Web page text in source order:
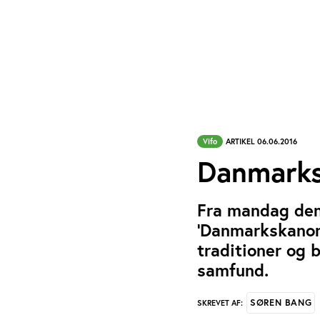
Vifo ARTIKEL 06.06.2016
Fra mandag
traditioner og
samfund.
SKREVET AF: SØREN BANG